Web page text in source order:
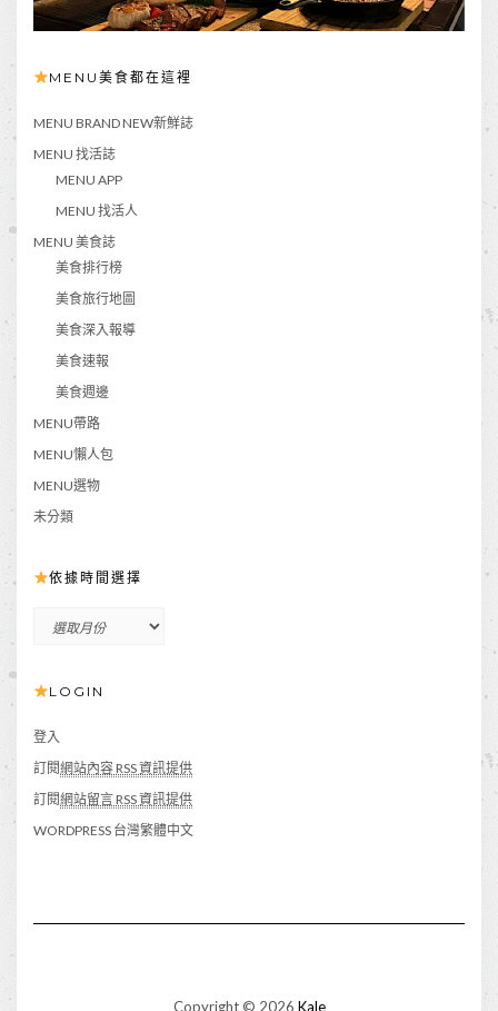
MENU美食都在這裡
MENU BRAND NEW新鮮誌
MENU 找活誌
MENU APP
MENU 找活人
MENU 美食誌
美食排行榜
美食旅行地圖
美食深入報導
美食速報
美食週邊
MENU帶路
MENU懶人包
MENU選物
未分類
依據時間選擇
間
擇
LOGIN
登入
訂閱網站內容 RSS 資訊提供
訂閱網站留言 RSS 資訊提供
WORDPRESS 台灣繁體中文
Copyright © 2026 Kale